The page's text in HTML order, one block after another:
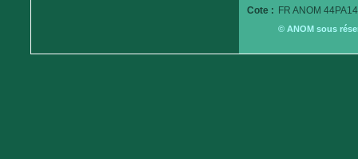
Cote : FR ANOM
© ANOM sous